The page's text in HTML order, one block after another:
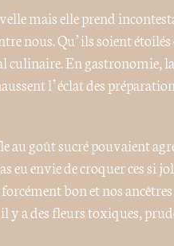
mais elle prend
nous. Qu’ils soient
culinaire. En gastronomie,
l’éclat des
au goût sucré pouvaient
eu envie de croquer ces si
bon et nos
y a des fleurs toxiques,